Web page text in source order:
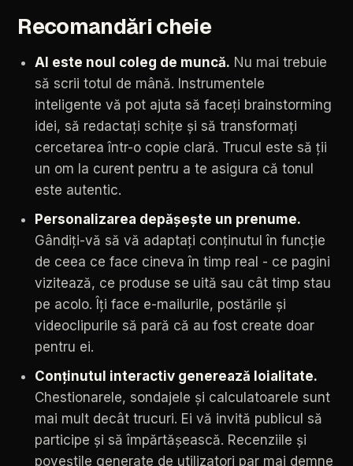
Recomandări cheie
AI este noul coleg de muncă. Nu mai trebuie
să scrii totul de mână. Instrumentele
inteligente vă pot ajuta să faceți brainstorming
idei, să redactați schițe și să transformați
cercetarea într-o copie clară. Trucul este să ții
un om la curent pentru a te asigura că tonul
este autentic.
Personalizarea depășește un prenume.
Gândiți-vă să vă adaptați conținutul în funcție
de ceea ce face cineva în timp real - ce pagini
vizitează, ce produse se uită sau cât timp stau
pe acolo. Îți face e-mailurile, postările și
videoclipurile să pară că au fost create doar
pentru ei.
Conținutul interactiv generează loialitate.
Chestionarele, sondajele și calculatoarele sunt
mai mult decât trucuri. Ei vă invită publicul să
participe și să împărtășească. Recenziile și
poveștile generate de utilizatori par mai demne